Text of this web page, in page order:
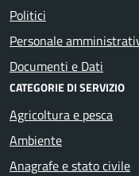
Politici
Personale
Documenti e Dati
CATEGORIE DI SERVIZIO
Agricoltura e pesca
Ambiente
Anagrafe e stato civile